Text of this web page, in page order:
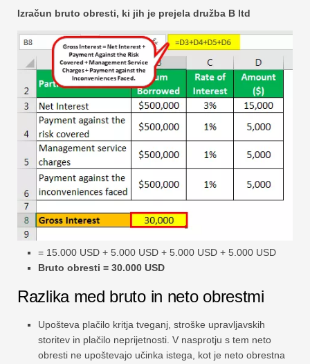
Izračun bruto obresti, ki jih je prejela družba B ltd
= 15.000 USD + 5.000 USD + 5.000 USD + 5.000 USD
Bruto obresti = 30.000 USD
Razlika med bruto in neto obrestmi
Upošteva plačilo kritja tveganj, stroške upravljavskih
storitev in plačilo neprijetnosti. V nasprotju s tem neto
obresti ne upoštevajo učinka istega, kot je neto obrestna